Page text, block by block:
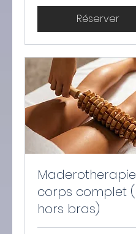
Réserver
Maderotherapie
corps complet (
hors bras)